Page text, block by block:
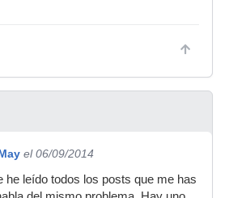
el 06/09/2014
he leído todos los posts que me has